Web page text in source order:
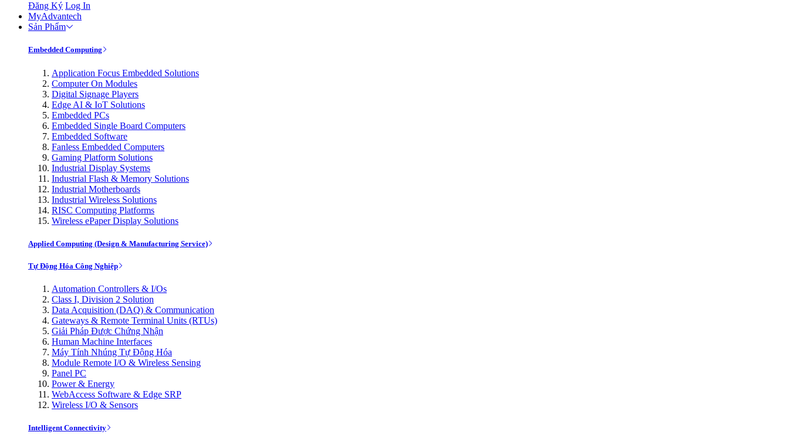
Đăng Ký Log In
MyAdvantech
Sản Phẩm
Embedded Computing
Application Focus Embedded Solutions
Computer On Modules
Digital Signage Players
Edge AI & IoT Solutions
Embedded PCs
Embedded Single Board Computers
Embedded Software
Fanless Embedded Computers
Gaming Platform Solutions
Industrial Display Systems
Industrial Flash & Memory Solutions
Industrial Motherboards
Industrial Wireless Solutions
RISC Computing Platforms
Wireless ePaper Display Solutions
Applied Computing (Design & Manufacturing Service)
Tự Động Hóa Công Nghiệp
Automation Controllers & I/Os
Class I, Division 2 Solution
Data Acquisition (DAQ) & Communication
Gateways & Remote Terminal Units (RTUs)
Giải Pháp Được Chứng Nhận
Human Machine Interfaces
Máy Tính Nhúng Tự Động Hóa
Module Remote I/O & Wireless Sensing
Panel PC
Power & Energy
WebAccess Software & Edge SRP
Wireless I/O & Sensors
Intelligent Connectivity